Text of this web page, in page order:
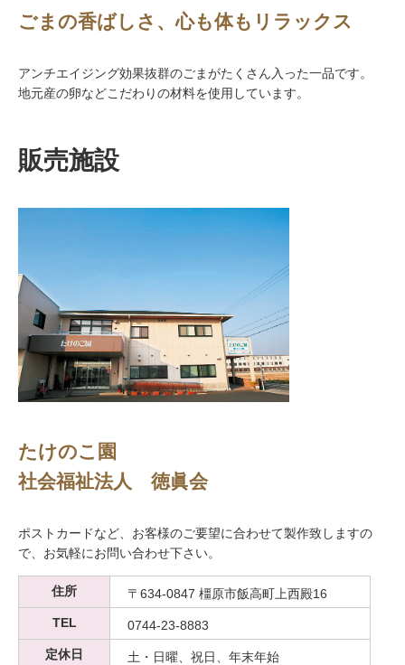
ごまの香ばしさ、心も体もリラックス
アンチエイジング効果抜群のごまがたくさん入った一品です。
地元産の卵などこだわりの材料を使用しています。
販売施設
たけのこ園
社会福祉法人 徳眞会
ポストカードなど、お客様のご要望に合わせて製作致しますの
で、お気軽にお問い合わせ下さい。
住所
〒634-0847 橿原市飯高町上西殿16
TEL
0744-23-8883
定休日
土・日曜、祝日、年末年始